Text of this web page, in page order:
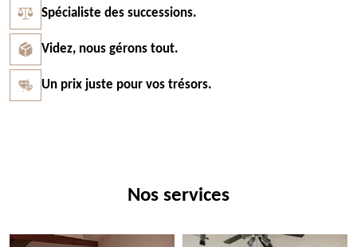
Spécialiste des successions.
Videz, nous gérons tout.
Un prix juste pour vos trésors.
Nos services